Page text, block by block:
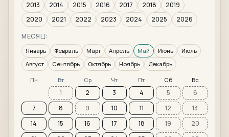
2013
2014 2015 2016 2017 2018
2019
2020
2021 2022 2023 2024 2025
2026
МЕСЯЦ:
Январь Февраль Март Апрель Май Июнь
Июль
Август
Сентябрь Октябрь Ноябрь Декабрь
Пн Вт Ср Чт Пт Сб Вс
1 2 3 4 5
6
7
8 9 10 11 12
13
14
15 16 17 18 19
20